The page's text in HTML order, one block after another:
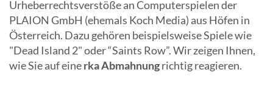
Urheberrechtsverstöße an Computerspielen der
PLAION GmbH (ehemals Koch Media) aus Höfen in
Österreich. Dazu gehören beispielsweise Spiele wie
"Dead Island 2" oder “Saints Row”. Wir zeigen Ihnen,
wie Sie auf einerka Abmahnungrichtig reagieren.